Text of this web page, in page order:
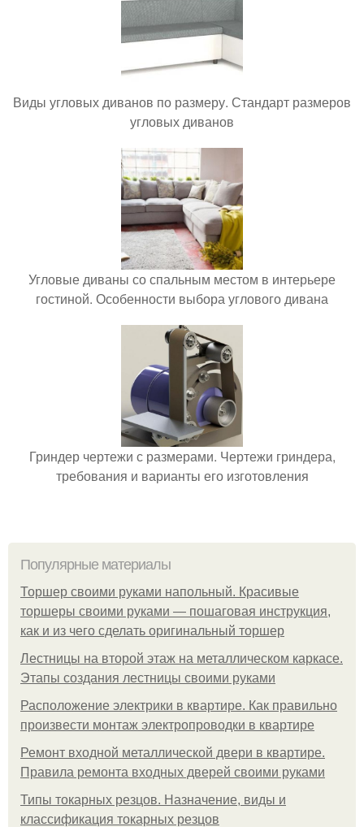
Виды угловых диванов по размеру. Стандарт размеров
угловых диванов
Угловые диваны со спальным местом в интерьере
гостиной. Особенности выбора углового дивана
Гриндер чертежи с размерами. Чертежи гриндера,
требования и варианты его изготовления
Популярные материалы
Торшер своими руками напольный. Красивые
торшеры своими руками — пошаговая инструкция,
как и из чего сделать оригинальный торшер
Лестницы на второй этаж на металлическом каркасе.
Этапы создания лестницы своими руками
Расположение электрики в квартире. Как правильно
произвести монтаж электропроводки в квартире
Ремонт входной металлической двери в квартире.
Правила ремонта входных дверей своими руками
Типы токарных резцов. Назначение, виды и
классификация токарных резцов